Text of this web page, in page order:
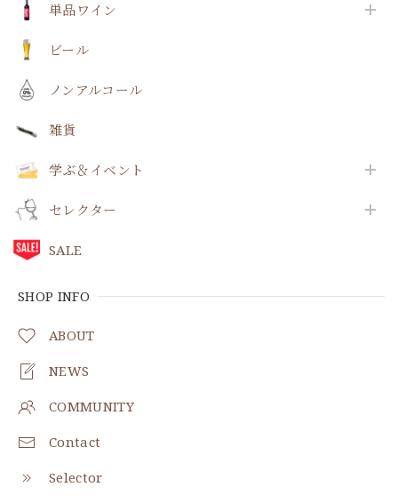
単品ワイン
ビール
ノンアルコール
雑貨
学ぶ＆イベント
セレクター
SALE
SHOP INFO
ABOUT
NEWS
COMMUNITY
Contact
Selector